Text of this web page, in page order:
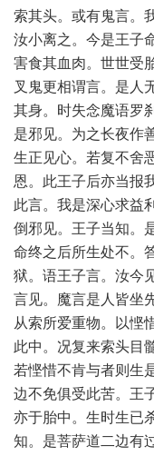
索其头。或有鬼言。
汝小离之。今是王子
害食其血肉。世世受
叉鬼更相谓言。是人
其身。时失念魔语罗
是邪见。为之长夜作
生正见心。若复不舍
恩。此王子后亦当报
此言。我是深心求益
倒邪见。王子当知。
命终之后所生处不。
狱。语王子言。汝今
言见。魔言是人皆坐
从索所爱重物。以悭
此中。况复来索头目
若悭惜不肯与者则生
边不免俱受此苦。王
亦于胎中。生时生已
知。是菩萨道二边有